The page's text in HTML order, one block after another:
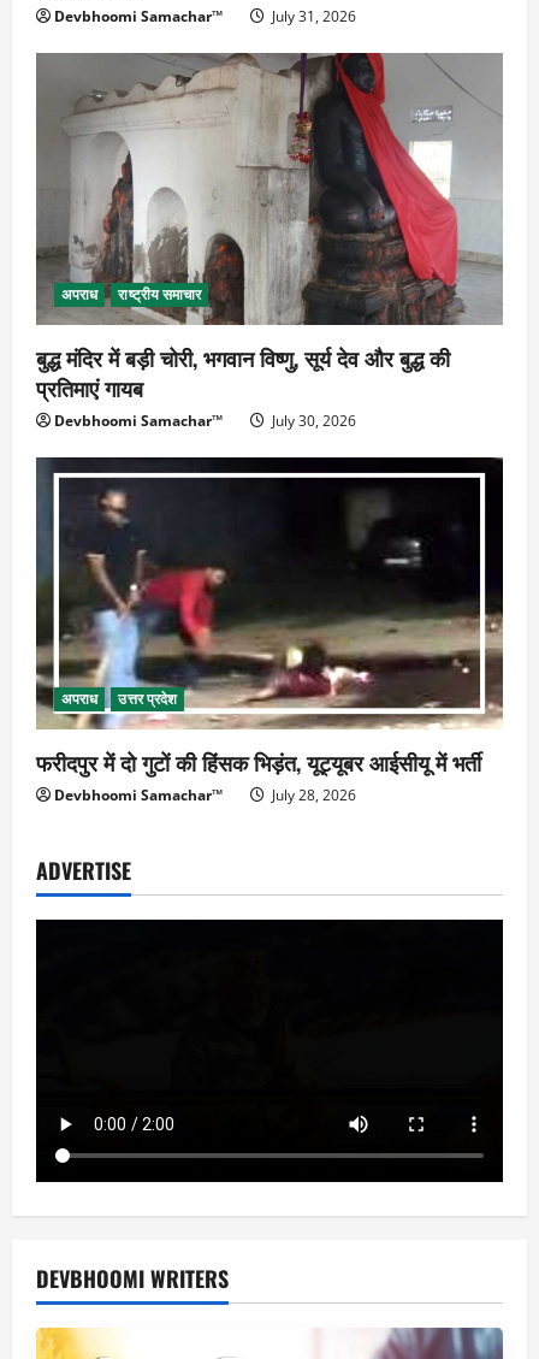
Devbhoomi Samachar™ July 31, 2026
अपराध राष्ट्रीय समाचार
बुद्ध मंदिर में बड़ी चोरी, भगवान विष्णु, सूर्य देव और बुद्ध की
प्रतिमाएं गायब
Devbhoomi Samachar™ July 30, 2026
अपराध उत्तर प्रदेश
फरीदपुर में दो गुटों की हिंसक भिड़ंत, यूट्यूबर आईसीयू में भर्ती
Devbhoomi Samachar™ July 28, 2026
ADVERTISE
DEVBHOOMI WRITERS